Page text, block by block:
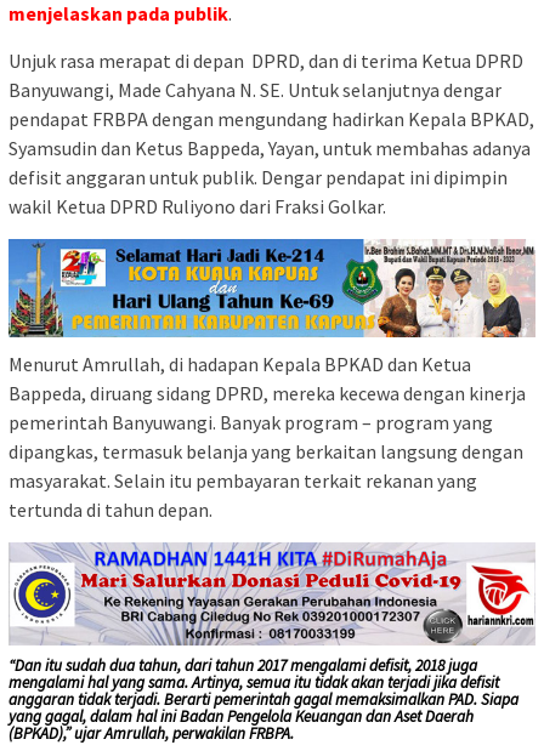
menjelaskan pada publik.
Unjuk rasa merapat di depan DPRD, dan di terima Ketua DPRD
Banyuwangi, Made Cahyana N. SE. Untuk selanjutnya dengar
pendapat FRBPA dengan mengundang hadirkan Kepala BPKAD,
Syamsudin dan Ketus Bappeda, Yayan, untuk membahas adanya
defisit anggaran untuk publik. Dengar pendapat ini dipimpin
wakil Ketua DPRD Ruliyono dari Fraksi Golkar.
Menurut Amrullah, di hadapan Kepala BPKAD dan Ketua
Bappeda, diruang sidang DPRD, mereka kecewa dengan kinerja
pemerintah Banyuwangi. Banyak program – program yang
dipangkas, termasuk belanja yang berkaitan langsung dengan
masyarakat. Selain itu pembayaran terkait rekanan yang
tertunda di tahun depan.
“Dan itu sudah dua tahun, dari tahun 2017 mengalami defisit, 2018 juga
mengalami hal yang sama. Artinya, semua itu tidak akan terjadi jika defisit
anggaran tidak terjadi. Berarti pemerintah gagal memaksimalkan PAD. Siapa
yang gagal, dalam hal ini Badan Pengelola Keuangan dan Aset Daerah
(BPKAD),” ujar Amrullah, perwakilan FRBPA.